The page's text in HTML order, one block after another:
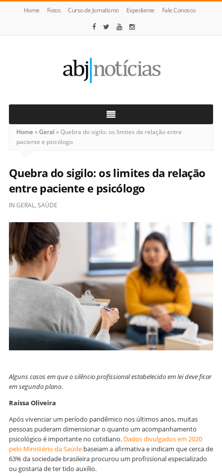
Home Fotos Curso de Jornalismo Expediente Fale Conosco
Notícias
Home »Geral »Quebra do sigilo: os limites da relação entre
paciente e psicólogo
Quebra do sigilo: os limites da relação
entre paciente e psicólogo
IN GERAL, SAÚDE
Alguns casos em que o silêncio profissional estabelecido em lei deve ficar
em segundo plano.
Raíssa Oliveira
Após vivenciar um período pandêmico nos últimos anos, muitas
pessoas puderam dimensionar o quanto um acompanhamento
psicológico é importante no cotidiano. Dados divulgados em 2020
pelo Ministério da Saúde baseiam a afirmativa e indicam que cerca de
63% da sociedade brasileira procurou um profissional especializado
ou gostaria de ter tido auxílio.